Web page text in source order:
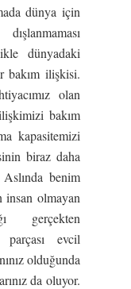
dünya için
dünyadaki
bakım ilişkisi.
olan
bakım
kapasitemizi
biraz daha
benim
insan olmayan
gerçekten
evcil
olduğunda
da oluyor.